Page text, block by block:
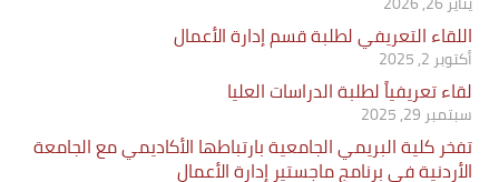
اللقاء التعريفي لطلبة قسم إدارة الأعمال
أكتوبر 2, 2025
لقاء تعريفياً لطلبة الدراسات العليا
سبتمبر 29, 2025
تفخر كلية البريمي الجامعية بارتباطها الأكاديمي مع الجامعة
الأردنية في برنامج ماجستير إدارة الأعمال